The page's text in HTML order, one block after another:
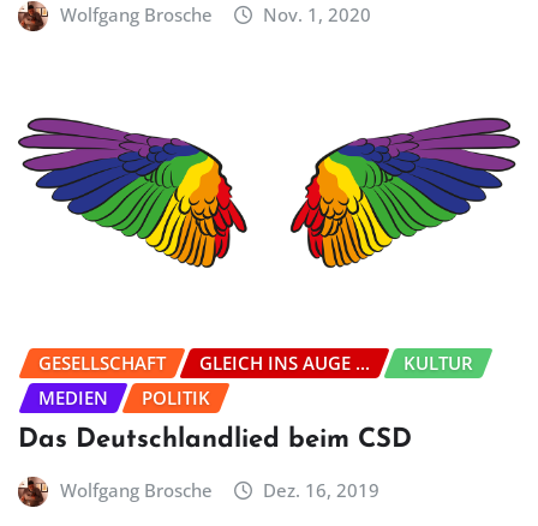
Wolfgang Brosche Nov. 1, 2020
GESELLSCHAFT GLEICH INS AUGE ...
KULTUR
MEDIEN
POLITIK
Das Deutschlandlied beim CSD
Wolfgang Brosche Dez. 16, 2019